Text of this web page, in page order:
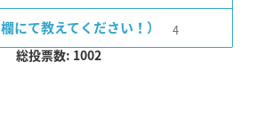
にて教えてください！） 4
総投票数: 1002